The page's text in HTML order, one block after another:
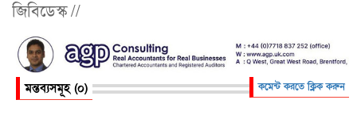
জিবিডেস্ক //
মন্তব্যসমূহ (০) কমেন্ট করতে ক্লিক করুন